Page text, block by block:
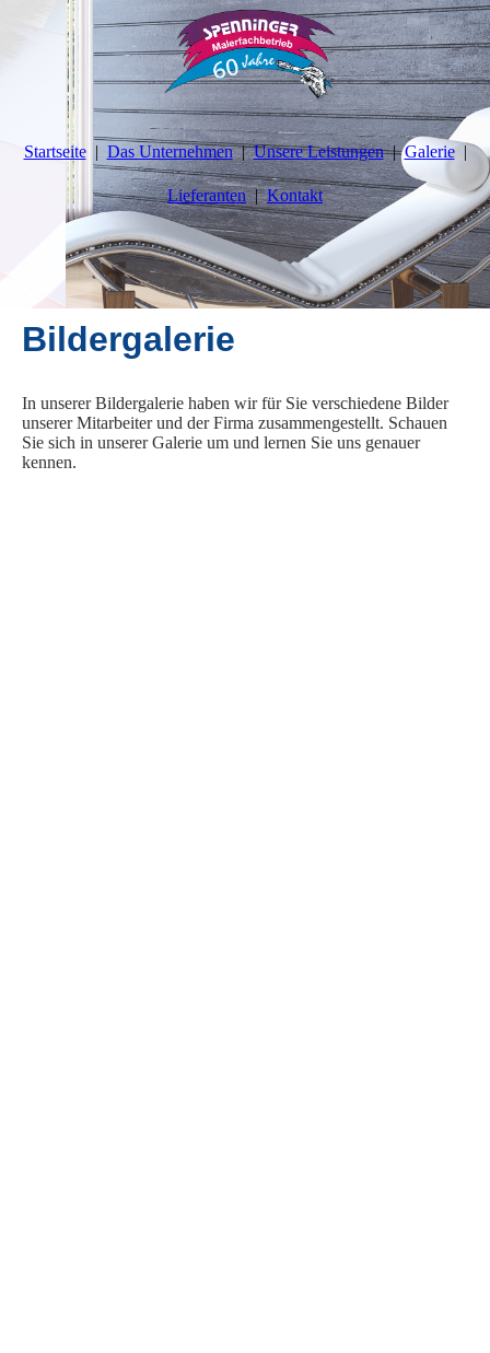
Startseite Das Unternehmen Unsere Leistungen Galerie
Lieferanten Kontakt
Bildergalerie
In unserer Bildergalerie haben wir für Sie verschiedene Bilder
unserer Mitarbeiter und der Firma zusammengestellt. Schauen
Sie sich in unserer Galerie um und lernen Sie uns genauer
kennen.